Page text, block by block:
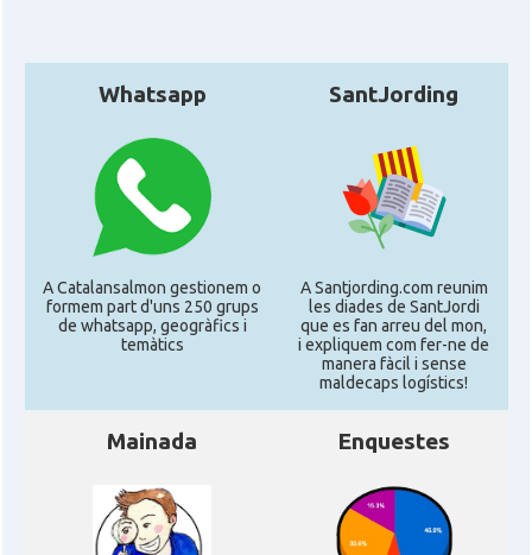
Whatsapp
A Catalansalmon gestionem o
formem part d'uns 250 grups
de whatsapp, geogràfics i
temàtics
SantJording
A Santjording.com reunim
les diades de SantJordi
que es fan arreu del mon,
i expliquem com fer-ne de
manera fàcil i sense
maldecaps logí­stics!
Mainada Enquestes